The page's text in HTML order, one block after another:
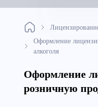
Оформление
алкоголя
Оформление
розничную